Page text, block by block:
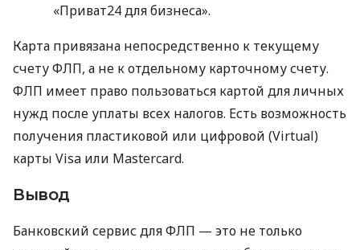
«Приват24 для бизнеса».
Карта привязана непосредственно к текущему
счету ФЛП, а не к отдельному карточному счету.
ФЛП имеет право пользоваться картой для личных
нужд после уплаты всех налогов. Есть возможность
получения пластиковой или цифровой (Virtual)
карты Visa или Mastercard.
Вывод
Банковский сервис для ФЛП — это не только